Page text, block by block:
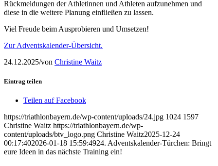
Rückmeldungen der Athletinnen und Athleten aufzunehmen und
diese in die weitere Planung einfließen zu lassen.
Viel Freude beim Ausprobieren und Umsetzen!
Zur Adventskalender-Übersicht.
24.12.2025/von Christine Waitz
Eintrag teilen
Teilen auf Facebook
https://triathlonbayern.de/wp-content/uploads/24.jpg 1024 1597
Christine Waitz https://triathlonbayern.de/wp-
content/uploads/btv_logo.png Christine Waitz2025-12-24
00:17:402026-01-18 15:59:4924. Adventskalender-Türchen: Bringt
eure Ideen in das nächste Training ein!